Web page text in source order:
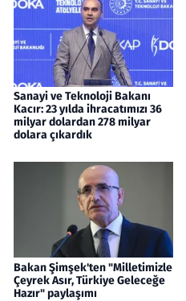
Sanayi ve Teknoloji Bakanı
Kacır: 23 yılda ihracatımızı 36
milyar dolardan 278 milyar
dolara çıkardık
Bakan Şimşek'ten "Milletimizle
Çeyrek Asır, Türkiye Geleceğe
Hazır" paylaşımı